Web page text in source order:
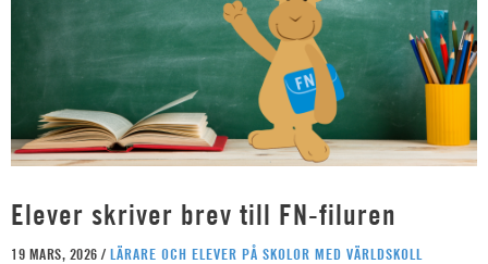
Elever skriver brev till FN-filuren
19 MARS, 2026 / LÄRARE OCH ELEVER PÅ SKOLOR MED VÄRLDSKOLL